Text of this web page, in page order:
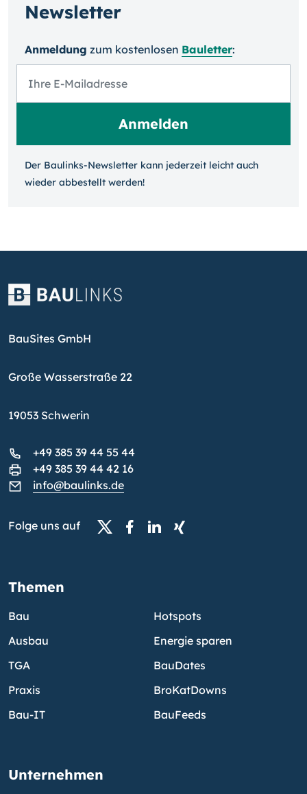
Newsletter
Anmeldung zum kosten­losen Bauletter:
Der Baulinks-Newsletter kann jeder­zeit leicht auch
wieder ab­bestellt werden!
BauSites GmbH
Große Wasserstraße 22
19053 Schwerin
+49 385 39 44 55 44
+49 385 39 44 42 16
info@baulinks.de
Folge uns auf
Themen
Bau
Ausbau
TGA
Praxis
Bau-IT
Hotspots
Energie sparen
BauDates
BroKatDowns
BauFeeds
Unternehmen